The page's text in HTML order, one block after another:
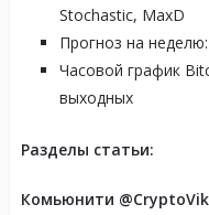
Stochastic, MaxD
Прогноз на
Часовой график
выходных
Разделы статьи:
Комьюнити